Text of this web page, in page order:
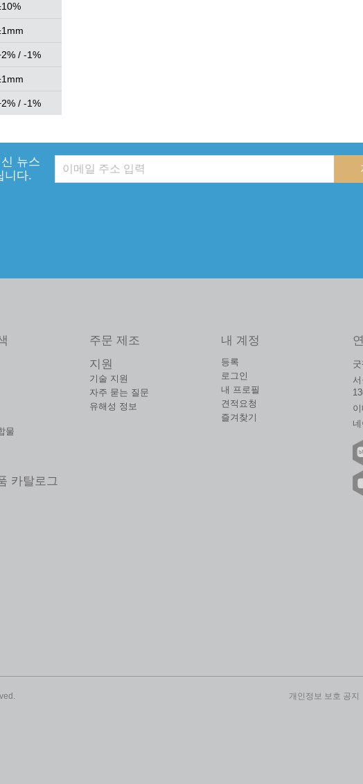
/ -1%
/ -1%
뉴스
니다.
물
카탈로그
주문 제조
지원
기술 지원
자주 묻는 질문
유해성 정보
내 계정
등록
로그인
내 프로필
견적요청
즐겨찾기
개인정보 보호 공지